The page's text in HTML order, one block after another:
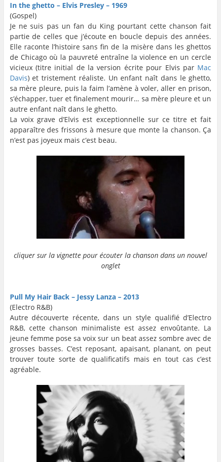
In the ghetto – Elvis Presley – 1969
(Gospel)
Je ne suis pas un fan du King pourtant cette chanson fait
partie de celles que j’écoute en boucle depuis des années.
Elle raconte l’histoire sans fin de la misère dans les ghettos
de Chicago où la pauvreté entraîne la violence en un cercle
vicieux (titre initial de la version écrite pour Elvis par Mac
Davis) et tristement réaliste. Un enfant naît dans le ghetto,
sa mère pleure, puis la faim l’amène à voler, aller en prison,
s’échapper, tuer et finalement mourir… sa mère pleure et un
autre enfant naît dans le ghetto.
La voix grave d’Elvis est exceptionnelle sur ce titre et fait
apparaître des frissons à mesure que monte la chanson. Ça
n’est pas joyeux mais c’est beau.
cliquer sur la vignette pour écouter la chanson dans un nouvel
onglet
Pull My Hair Back – Jessy Lanza – 2013
(Electro R&B)
Autre découverte récente, dans un style qualifié d’Electro
R&B, cette chanson minimaliste est assez envoûtante. La
jeune femme pose sa voix sur un beat assez sombre avec de
grosses basses. C’est reposant, apaisant, planant, on peut
trouver toute sorte de qualificatifs mais en tout cas c’est
agréable.